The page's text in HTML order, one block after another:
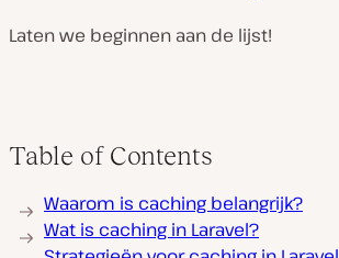
Laten we beginnen aan de lijst!
Table of Contents
Waarom is caching belangrijk?
Wat is caching in Laravel?